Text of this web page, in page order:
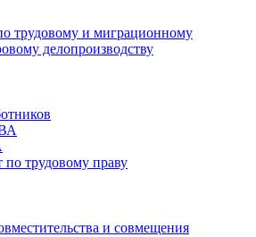
трудовому и миграционному
делопроизводству
трудовому праву
и совмещения